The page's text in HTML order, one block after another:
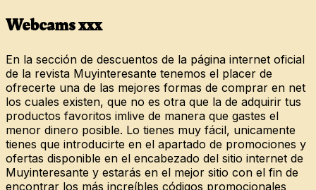
Webcams xxx
En la sección de descuentos de la página internet oficial
de la revista Muyinteresante tenemos el placer de
ofrecerte una de las mejores formas de comprar en net
los cuales existen, que no es otra que la de adquirir tus
productos favoritos imlive de manera que gastes el
menor dinero posible. Lo tienes muy fácil, unicamente
tienes que introducirte en el apartado de promociones y
ofertas disponible en el encabezado del sitio internet de
Muyinteresante y estarás en el mejor sitio con el fin de
encontrar los más increíbles códigos promocionales